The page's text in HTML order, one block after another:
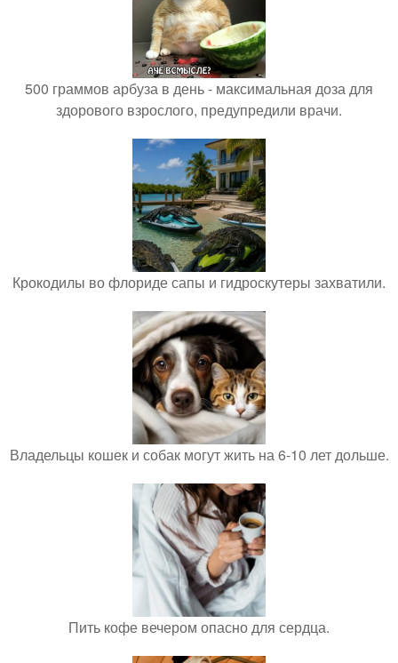
500 граммов арбуза в день - максимальная доза для
здорового взрослого, предупредили врачи.
Крокодилы во флориде сапы и гидроскутеры захватили.
Владельцы кошек и собак могут жить на 6-10 лет дольше.
Пить кофе вечером опасно для сердца.